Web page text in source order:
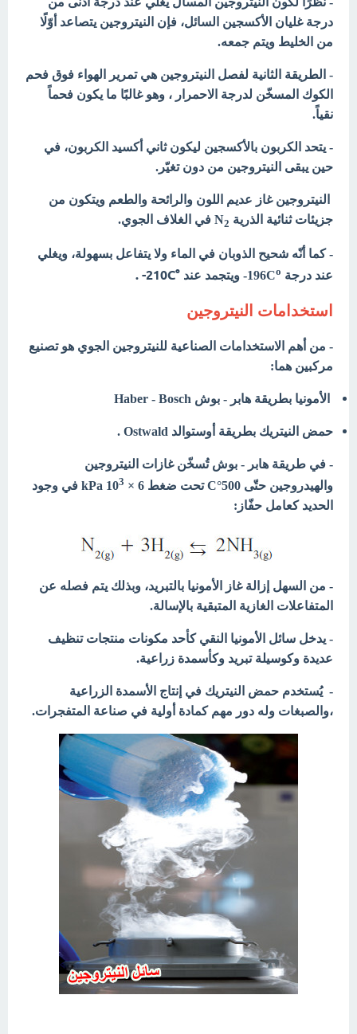
درجة غليان الأكسجين السائل، فإن النيتروجين يتصاعد أوّلًا
من الخليط ويتم جمعه.
- الطريقة الثانية لفصل النيتروجين هي تمرير الهواء فوق فحم
الكوك المسخّن لدرجة الاحمرار ، وهو غالبًا ما يكون فحماً
نقياً.
- يتحد الكربون بالأكسجين ليكون ثاني أكسيد الكربون، في
حين يبقى النيتروجين من دون تغيّر.
النيتروجين غاز عديم اللون والرائحة والطعم ويتكون من
جزيئات ثنائية الذرية N 2 في الغلاف الجوي.
- كما أنّه شحيح الذوبان في الماء ولا يتفاعل بسهولة، ويغلي
عند درجة 196C o - ويتجمد عند °
210C- .
استخدامات النيتروجين
- من أهم الاستخدامات الصناعية للنيتروجين الجوي هو تصنيع
مركبين هما:
الأمونيا بطريقة هابر - بوش Haber - Bosch
حمض النيتريك بطريقة أوستوالد Ostwald .
- في طريقة هابر - بوش تُسخّن غازات النيتروجين
والهيدروجين حتّى C°500 تحت ضغط kPa 10
3
× 6 في وجود
الحديد كعامل حفّاز:
- من السهل إزالة غاز الأمونيا بالتبريد، وبذلك يتم فصله عن
المتفاعلات الغازية المتبقية بالإسالة.
- يدخل سائل الأمونيا النقي كأحد مكونات منتجات تنظيف
عديدة وكوسيلة تبريد وكأسمدة زراعية.
- يُستخدم حمض النيتريك في إنتاج الأسمدة الزراعية
،والصبغات وله دور مهم كمادة أولية في صناعة المتفجرات.